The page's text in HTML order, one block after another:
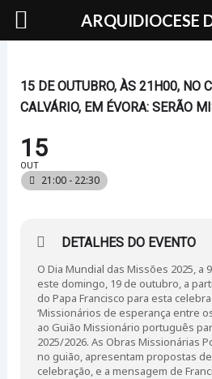
Skip
15 DE OUTUBRO, ÀS 21H00, NO
CALVÁRIO, EM ÉVORA: SERÃO
15
OUT
21:00 - 22:30
DETALHES DO EVENTO
O Dia Mundial das Missões 2025, a
este domingo, 19 de outubro, a
do Papa Francisco para esta
‘Missionários de esperança entre
ao Guião Missionário português
2025/2026. As Obras Missionárias
no guião, apresentam propostas
celebração, e a mensagem de
ARQUIDIOCESE